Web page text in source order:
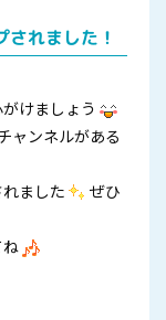
れました！
けましょう
ャンネルがある
ました
ぜひ
ね